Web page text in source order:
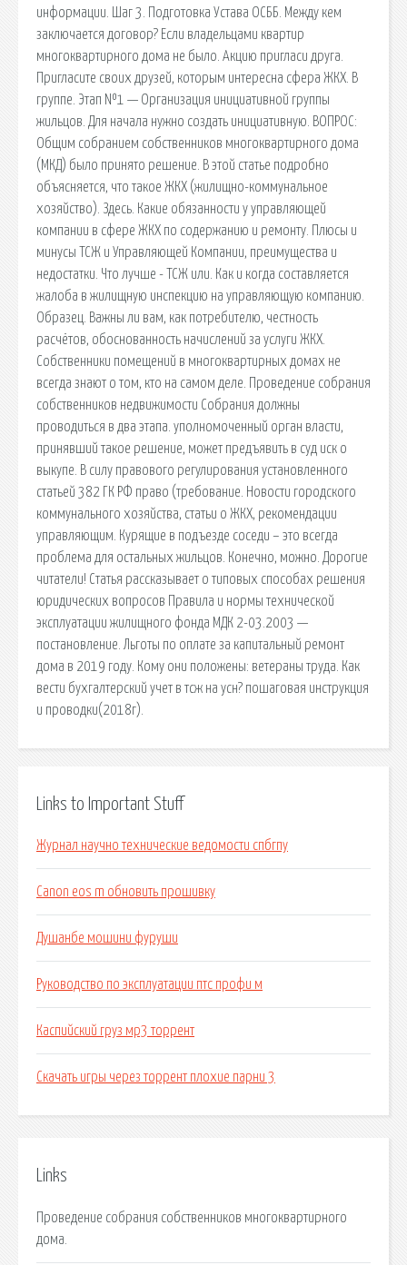
информации. Шаг 3. Подготовка Устава ОСББ. Между кем
заключается договор? Если владельцами квартир
многоквартирного дома не было. Акцию пригласи друга.
Пригласите своих друзей, которым интересна сфера ЖКХ. В
группе. Этап №1 — Организация инициативной группы
жильцов. Для начала нужно создать инициативную. ВОПРОС:
Общим собранием собственников многоквартирного дома
(МКД) было принято решение. В этой статье подробно
объясняется, что такое ЖКХ (жилищно-коммунальное
хозяйство). Здесь. Какие обязанности у управляющей
компании в сфере ЖКХ по содержанию и ремонту. Плюсы и
минусы ТСЖ и Управляющей Компании, преимущества и
недостатки. Что лучше - ТСЖ или. Как и когда составляется
жалоба в жилищную инспекцию на управляющую компанию.
Образец. Важны ли вам, как потребителю, честность
расчётов, обоснованность начислений за услуги ЖКХ.
Собственники помещений в многоквартирных домах не
всегда знают о том, кто на самом деле. Проведение собрания
собственников недвижимости Собрания должны
проводиться в два этапа. уполномоченный орган власти,
принявший такое решение, может предъявить в суд иск о
выкупе. В силу правового регулирования установленного
статьей 382 ГК РФ право (требование. Новости городского
коммунального хозяйства, статьи о ЖКХ, рекомендации
управляющим. Курящие в подъезде соседи – это всегда
проблема для остальных жильцов. Конечно, можно. Дорогие
читатели! Статья рассказывает о типовых способах решения
юридических вопросов Правила и нормы технической
эксплуатации жилищного фонда МДК 2-03.2003 —
постановление. Льготы по оплате за капитальный ремонт
дома в 2019 году. Кому они положены: ветераны труда. Как
вести бухгалтерский учет в тсж на усн? пошаговая инструкция
и проводки(2018г).
Links to Important Stuff
Журнал научно технические ведомости спбгпу
Canon eos m обновить прошивку
Душанбе мошини фуруши
Руководство по эксплуатации птс профи м
Каспийский груз мр3 торрент
Скачать игры через торрент плохие парни 3
Links
Проведение собрания собственников многоквартирного
дома.